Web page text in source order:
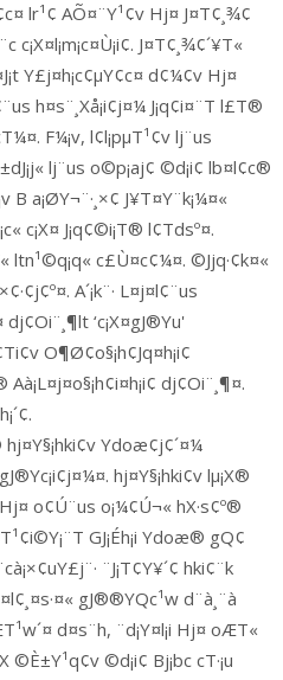
lr¹¢ AÕ¤¨Y¹¢v Hj¤ J¤T¢¸¾¢
c¡X¤l¡m¡c¤Ù¡i¢. J¤T¢¸¾¢´¥T«
Y£j¤h¡c¢µY¢c¤ d¢¼¢v Hj¤
h¤s¨¸Xå¡i¢j¤¼ J¡q¢i¤¨T l£T®
F¼¡v, l¢l¡pµT¹¢v lj¨us
lj¨us o©p¡aj¢ ©d¡i¢ lb¤l¢c®
B a¡ØY¬¨·¸×¢ J¥T¤Y¨k¡¼¤«
c¡X¤ J¡q¢©i¡T® l¢Tdsº¤.
ltn¹©q¡q« c£Ù¤c¢¼¤. ©Jjq·¢k¤«
A´¡k¨· L¤j¤l¢¨us
‘c¡X¤gJ®Yu'
O¶Ø¢o§¡h¢Jq¤h¡i¢
dj¢Oi¨¸¶¤.
Ydoæ¢j¢´¤¼
hj¤Y§¡hki¢v lµ¡X®
o¢Ú¨us o¡¼¢Ú¬« hX·s¢º®
GJ¡Éh¡i Ydoæ® gQ¢
¨J¡T¢Y¥´¢ hki¢¨k
gJ®®YQc¹w d¨à¸¨à
d¤s¨h, ¨d¡Y¤l¡i Hj¤ oÆT«
©È±Y¹q¢v ©d¡i¢ Bj¡bc cT·¡u